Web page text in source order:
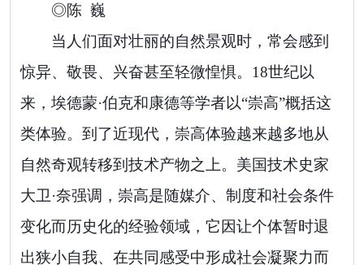
◎陈 巍
当人们面对壮丽的自然景观时，常会感到
惊异、敬畏、兴奋甚至轻微惶惧。18世纪以
来，埃德蒙·伯克和康德等学者以“崇高”概括这
类体验。到了近现代，崇高体验越来越多地从
自然奇观转移到技术产物之上。美国技术史家
大卫·奈强调，崇高是随媒介、制度和社会条件
变化而历史化的经验领域，它因让个体暂时退
出狭小自我、在共同感受中形成社会凝聚力而